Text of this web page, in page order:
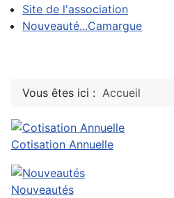
Site de l'association
Nouveauté...Camargue
Vous êtes ici : Accueil
Cotisation Annuelle
Nouveautés